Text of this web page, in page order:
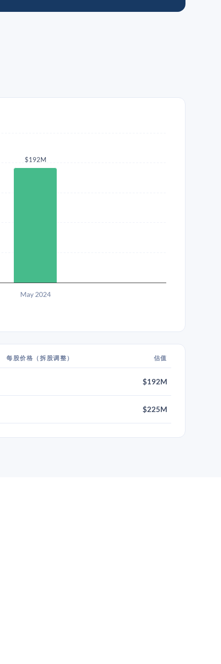
$192M
May 2024
每股价格（拆股调整） 估值
$192M
$225M